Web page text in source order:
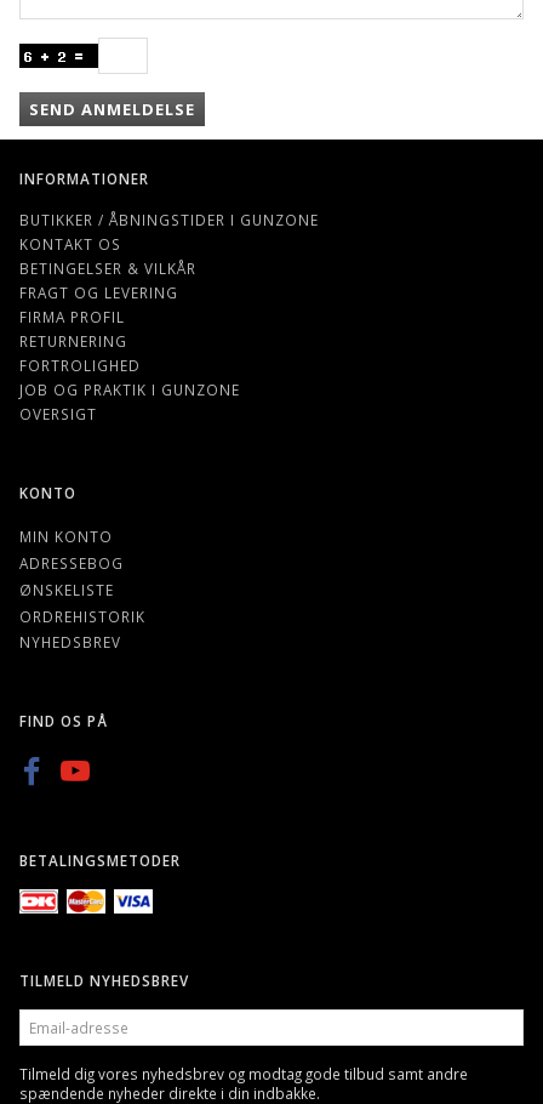
SEND ANMELDELSE
INFORMATIONER
BUTIKKER / ÅBNINGSTIDER I GUNZONE
KONTAKT OS
BETINGELSER & VILKÅR
FRAGT OG LEVERING
FIRMA PROFIL
RETURNERING
FORTROLIGHED
JOB OG PRAKTIK I GUNZONE
OVERSIGT
KONTO
MIN KONTO
ADRESSEBOG
ØNSKELISTE
ORDREHISTORIK
NYHEDSBREV
FIND OS PÅ
BETALINGSMETODER
TILMELD NYHEDSBREV
EMAIL-
ADRESSE
Tilmeld dig vores nyhedsbrev og modtag gode tilbud samt andre
spændende nyheder direkte i din indbakke.